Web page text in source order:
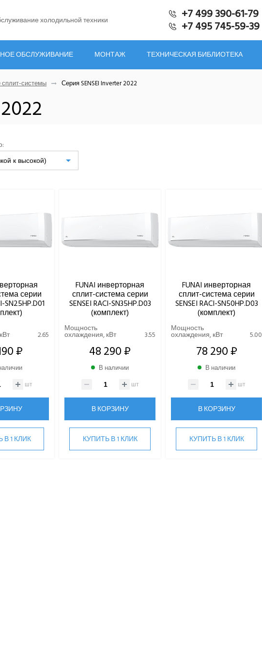
холодильной техники +7 499 390-61-79
+7 495 745-59-39
ОБСЛУЖИВАНИЕ МОНТАЖ ТЕХНИЧЕСКАЯ БИБЛИОТЕКА
системы Серия SENSEI Inverter 2022
к высокой)
серии
SN25HP.D01
2.65
₽
шт
В 1 КЛИК
FUNAI инверторная
сплит-система серии
SENSEI RACI-SN35HP.D03
(комплект)
Мощность
охлаждения, кВт 3.55
48 290 ₽
В наличии
шт
В КОРЗИНУ
КУПИТЬ В 1 КЛИК
FUNAI инверторная
сплит-система серии
SENSEI RACI-SN50HP.D03
(комплект)
Мощность
охлаждения, кВт 5.00
78 290 ₽
В наличии
шт
В КОРЗИНУ
КУПИТЬ В 1 КЛИК